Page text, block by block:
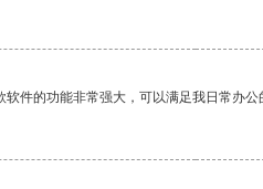
件的功能非常强大，可以满足我日常办